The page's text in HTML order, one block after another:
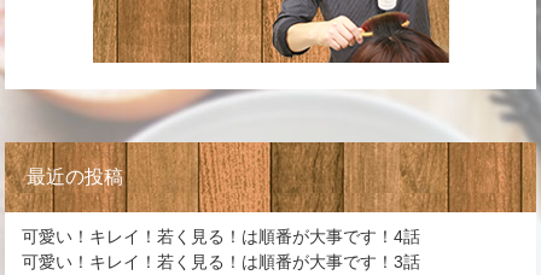
最近の投稿
可愛い！キレイ！若く見る！は順番が大事です！4話
可愛い！キレイ！若く見る！は順番が大事です！3話